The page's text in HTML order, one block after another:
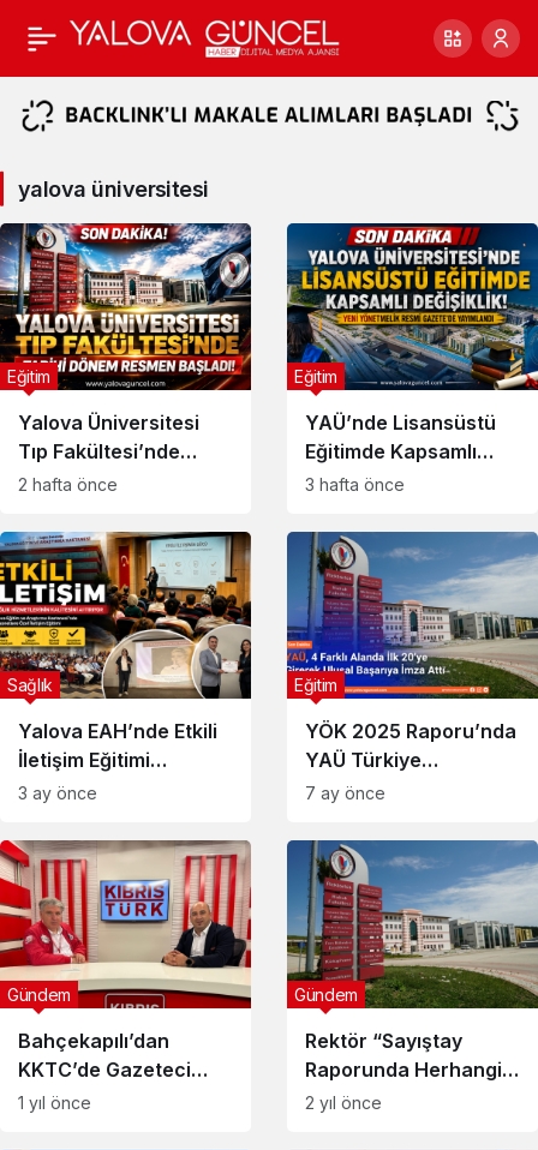
yalova
üniversitesi
Haberleri
yalova üniversitesi
Yalova Üniversitesi
Tıp Fakültesi’nde
Tarihi Dönem Resmen
Eğitim
2 hafta önce
YAÜ’nde Lisansüstü
Eğitimde Kapsamlı
Değişiklik
Eğitim
3 hafta önce
Yalova EAH’nde Etkili
İletişim Eğitimi
Düzenlendi
Sağlık
3 ay önce
YÖK 2025 Raporu’nda
YAÜ Türkiye
Zirvesinde
Eğitim
7 ay önce
Bahçekapılı’dan
KKTC’de Gazeteci
Alihan Pehlivan’a
Gündem
1 yıl önce
Rektör “Sayıştay
Raporunda Herhangi
Bir Usulsüzlük
Gündem
2 yıl önce